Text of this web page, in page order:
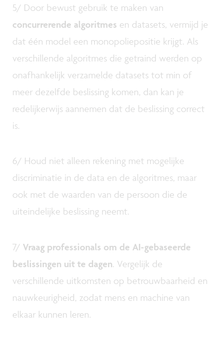
5/ Door bewust gebruik te maken van
concurrerende algoritmes en datasets, vermijd je
dat één model een monopoliepositie krijgt. Als
verschillende algoritmes die getraind werden op
onafhankelijk verzamelde datasets tot min of
meer dezelfde beslissing komen, dan kan je
redelijkerwijs aannemen dat de beslissing correct
is.
6/ Houd niet alleen rekening met mogelijke
discriminatie in de data en de algoritmes, maar
ook met de waarden van de persoon die de
uiteindelijke beslissing neemt.
7/ Vraag professionals om de AI-gebaseerde
beslissingen uit te dagen. Vergelijk de
verschillende uitkomsten op betrouwbaarheid en
nauwkeurigheid, zodat mens en machine van
elkaar kunnen leren.